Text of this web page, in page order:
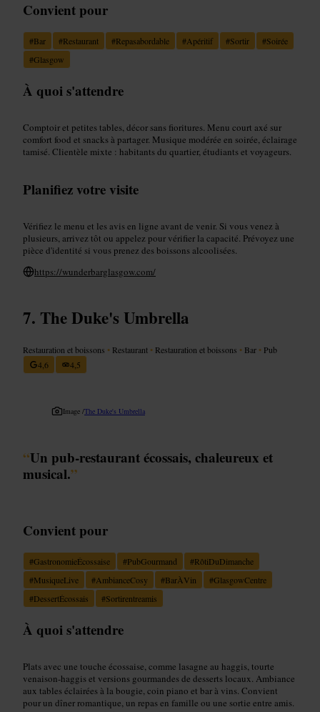
Convient pour
#Bar #Restaurant #Repasabordable #Apéritif #Sortir #Soirée
#Glasgow
À quoi s'attendre
Comptoir et petites tables, décor sans fioritures. Menu court axé sur
comfort food et snacks à partager. Musique modérée en soirée, éclairage
tamisé. Clientèle mixte : habitants du quartier, étudiants et voyageurs.
Planifiez votre visite
Vérifiez le menu et les avis en ligne avant de venir. Si vous venez à
plusieurs, arrivez tôt ou appelez pour vérifier la capacité. Prévoyez une
pièce d'identité si vous prenez des boissons alcoolisées.
https://wunderbarglasgow.com/
The Duke's Umbrella
Restauration et boissons • Restaurant • Restauration et boissons • Bar • Pub
4,6
4,5
Image /The Duke's Umbrella
“Un pub-restaurant écossais, chaleureux et
musical.”
Convient pour
#GastronomieÉcossaise #PubGourmand #RôtiDuDimanche
#MusiqueLive #AmbianceCosy #BarÀVin #GlasgowCentre
#DessertÉcossais #Sortirentreamis
À quoi s'attendre
Plats avec une touche écossaise, comme lasagne au haggis, tourte
venaison-haggis et versions gourmandes de desserts locaux. Ambiance
aux tables éclairées à la bougie, coin piano et bar à vins. Convient
pour un dîner romantique, un repas en famille ou une sortie entre amis.